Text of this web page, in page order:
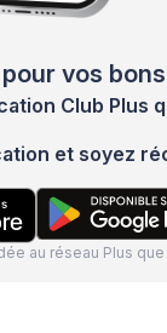
vos
Club Plus
et soyez
au réseau Plus